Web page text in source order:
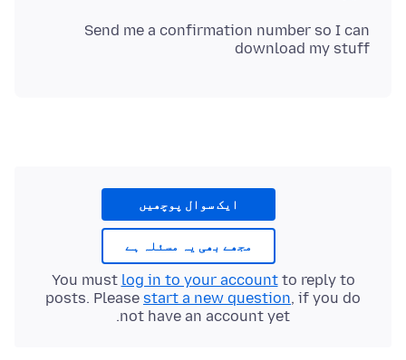
Send me a confirmation number so I can
download my stuff
ایک سوال پوچھیں
مجھے بھی یہ مسئلہ ہے
You must log in to your accountto reply to
posts. Please start a new question, if you do
not have an account yet.